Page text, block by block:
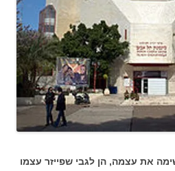
את עצמה, הן לגבי שפייזר עצמו